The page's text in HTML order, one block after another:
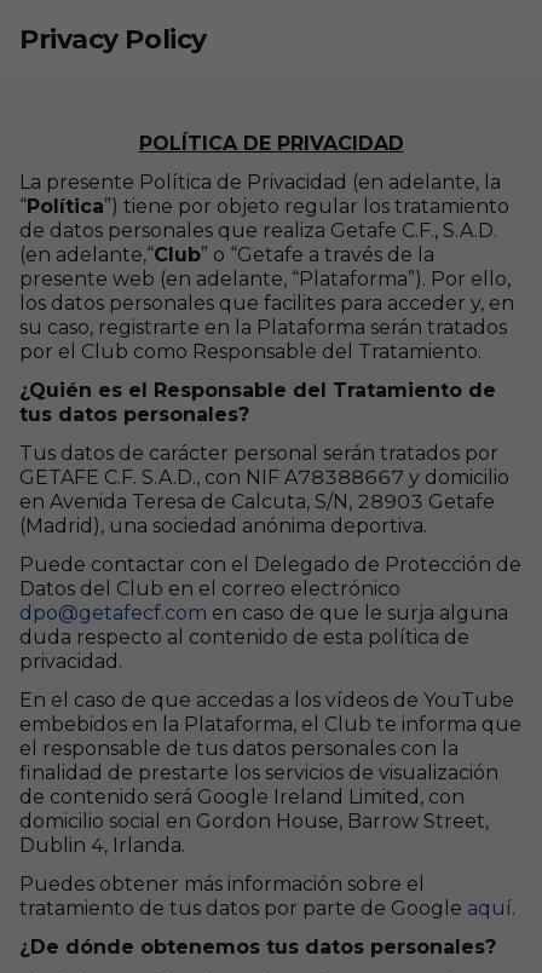
Privacy Policy
POLÍTICA DE PRIVACIDAD
La presente Política de Privacidad (en adelante, la
“Política”) tiene por objeto regular los tratamiento
de datos personales que realiza Getafe C.F., S.A.D.
(en adelante,“Club” o “Getafe a través de la
presente web (en adelante, “Plataforma”). Por ello,
los datos personales que facilites para acceder y, en
su caso, registrarte en la Plataforma serán tratados
por el Club como Responsable del Tratamiento.
¿Quién es el Responsable del Tratamiento de
tus datos personales?
Tus datos de carácter personal serán tratados por
GETAFE C.F. S.A.D., con NIF A78388667 y domicilio
en Avenida Teresa de Calcuta, S/N, 28903 Getafe
(Madrid), una sociedad anónima deportiva.
Puede contactar con el Delegado de Protección de
Datos del Club en el correo electrónico
dpo@getafecf.com en caso de que le surja alguna
duda respecto al contenido de esta política de
privacidad.
En el caso de que accedas a los vídeos de YouTube
embebidos en la Plataforma, el Club te informa que
el responsable de tus datos personales con la
finalidad de prestarte los servicios de visualización
de contenido será Google Ireland Limited, con
domicilio social en Gordon House, Barrow Street,
Dublin 4, Irlanda.
Puedes obtener más información sobre el
tratamiento de tus datos por parte de Google aquí.
¿De dónde obtenemos tus datos personales?